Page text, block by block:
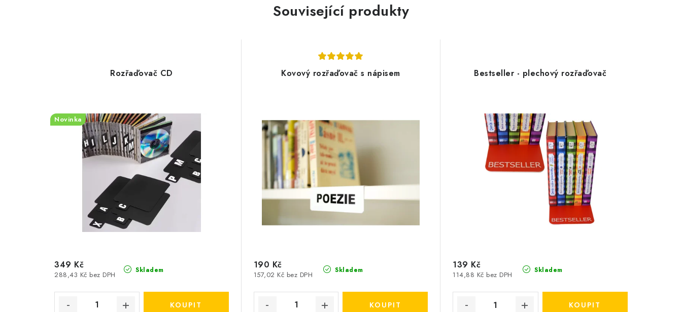
Související produkty
Rozřaďovač CD
Novinka
Skladem
288,43 Kč bez DPH
349 Kč
Kovový rozřaďovač s nápisem
Skladem
157,02 Kč bez DPH
190 Kč
Bestseller - plechový rozřaďovač
Skladem
114,88 Kč bez DPH
139 Kč